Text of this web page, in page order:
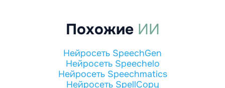
Похожие ИИ
Нейросеть SpeechGen
Нейросеть Speechelo
Нейросеть Speechmatics
Нейросеть SpellCopy